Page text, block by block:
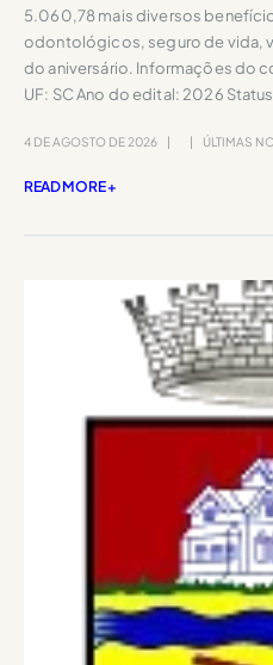
5.060,78 mais diversos
odontológicos, seguro de vida,
do aniversário. Informações do
UF: SC Ano do edital: 2026
4 DE AGOSTO DE 2026 ÚLTIMAS
READ MORE +